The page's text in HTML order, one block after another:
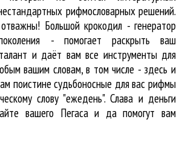
рифмословарных решений.
Большой крокодил - генератор
- помогает раскрыть ваш
и даёт вам все инструменты для
вашим словам, в том числе - здесь и
поистине судьбоносные для вас рифмы
слову "ежедень". Слава и деньги
вашего Пегаса и да помогут вам